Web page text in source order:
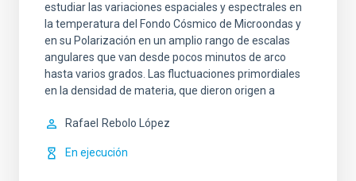
estudiar las variaciones espaciales y espectrales en
la temperatura del Fondo Cósmico de Microondas y
en su Polarización en un amplio rango de escalas
angulares que van desde pocos minutos de arco
hasta varios grados. Las fluctuaciones primordiales
en la densidad de materia, que dieron origen a
Rafael Rebolo López
En ejecución